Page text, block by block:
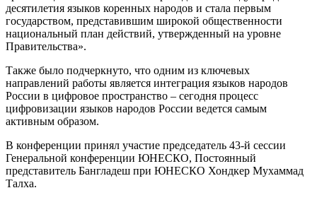
десятилетия языков коренных народов и стала первым
государством, представившим широкой общественности
национальный план действий, утвержденный на уровне
Правительства».
Также было подчеркнуто, что одним из ключевых
направлений работы является интеграция языков народов
России в цифровое пространство – сегодня процесс
цифровизации языков народов России ведется самым
активным образом.
В конференции принял участие председатель 43-й сессии
Генеральной конференции ЮНЕСКО, Постоянный
представитель Бангладеш при ЮНЕСКО Хондкер Мухаммад
Талха.